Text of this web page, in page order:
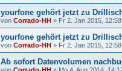
yourfone gehört jetzt zu
von Corrado-HH » Fr 2. Jan 2015, 12:58
yourfone gehört jetzt zu
von Corrado-HH » Fr 2. Jan 2015, 12:58
Ab sofort Datenvolumen